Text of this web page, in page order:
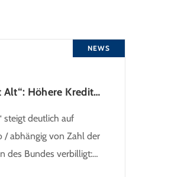
NEWS
KfW-Förderung „Jung kauft Alt“: Höhere Kredite ab August 2026
steigt deutlich auf
abhängig von Zahl der
des Bundes verbilligt:
bei 35 Jahren